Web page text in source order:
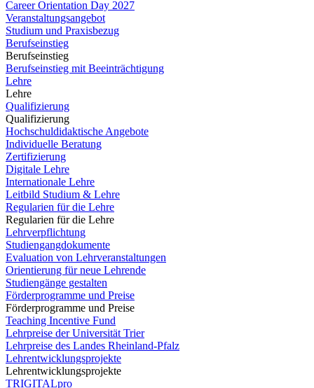
Career Orientation Day 2027
Veranstaltungsangebot
Studium und Praxisbezug
Berufseinstieg
Berufseinstieg
Berufseinstieg mit Beeinträchtigung
Lehre
Lehre
Qualifizierung
Qualifizierung
Hochschuldidaktische Angebote
Individuelle Beratung
Zertifizierung
Digitale Lehre
Internationale Lehre
Leitbild Studium & Lehre
Regularien für die Lehre
Regularien für die Lehre
Lehrverpflichtung
Studiengangdokumente
Evaluation von Lehrveranstaltungen
Orientierung für neue Lehrende
Studiengänge gestalten
Förderprogramme und Preise
Förderprogramme und Preise
Teaching Incentive Fund
Lehrpreise der Universität Trier
Lehrpreise des Landes Rheinland-Pfalz
Lehrentwicklungsprojekte
Lehrentwicklungsprojekte
TRIGITALpro